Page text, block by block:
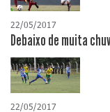
22/05/2017
Debaixo de muita
22/05/2017